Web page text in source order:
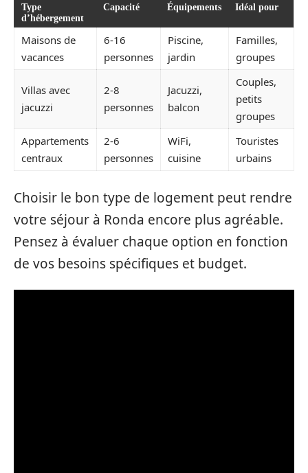
Type
d’hébergement
Capacité Équipements Idéal pour
Maisons de
vacances
6-16
personnes
Piscine,
jardin
Familles,
groupes
Villas avec
jacuzzi
2-8
personnes
Jacuzzi,
balcon
Couples,
petits
groupes
Appartements
centraux
2-6
personnes
WiFi,
cuisine
Touristes
urbains
Choisir le bon type de logement peut rendre
votre séjour à Ronda encore plus agréable.
Pensez à évaluer chaque option en fonction
de vos besoins spécifiques et budget.